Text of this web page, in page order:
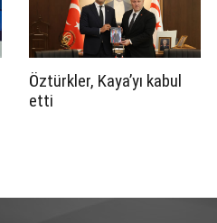
Öztürkler, Kaya’yı kabul
etti